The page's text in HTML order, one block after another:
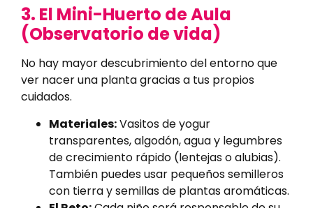
3. El Mini-Huerto de Aula
(Observatorio de vida)
No hay mayor descubrimiento del entorno que
ver nacer una planta gracias a tus propios
cuidados.
Materiales:Vasitos de yogur
transparentes, algodón, agua y legumbres
de crecimiento rápido (lentejas o alubias).
También puedes usar pequeños semilleros
con tierra y semillas de plantas aromáticas.